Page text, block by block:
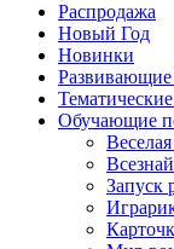
Распродажа
Новый Год
Новинки
Обучающие
Запуск